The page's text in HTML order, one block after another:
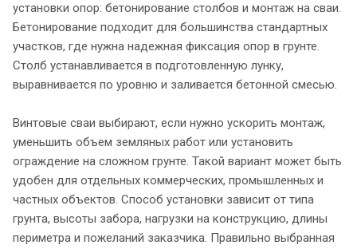
установки опор: бетонирование столбов и монтаж на сваи.
Бетонирование подходит для большинства стандартных
участков, где нужна надежная фиксация опор в грунте.
Столб устанавливается в подготовленную лунку,
выравнивается по уровню и заливается бетонной смесью.
Винтовые сваи выбирают, если нужно ускорить монтаж,
уменьшить объем земляных работ или установить
ограждение на сложном грунте. Такой вариант может быть
удобен для отдельных коммерческих, промышленных и
частных объектов. Способ установки зависит от типа
грунта, высоты забора, нагрузки на конструкцию, длины
периметра и пожеланий заказчика. Правильно выбранная